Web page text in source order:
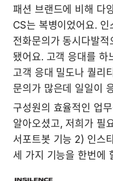
패션 브랜드에 비해 다
CS는 복병이었어요.
전화문의가 동시다발
됐어요. 고객 응대를 하
고객 응대 밀도나 퀄리
문의가 많은데 일일이
구성원의 효율적인 업
알아오셨고, 저희가 필
서포트봇 기능 2) 인스
세 가지 기능을 한번에